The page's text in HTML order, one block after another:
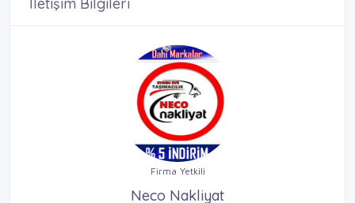
Firma Yetkili
Neco Nakliyat